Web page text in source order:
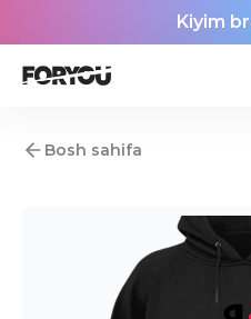
Kiyim
Bosh sahifa